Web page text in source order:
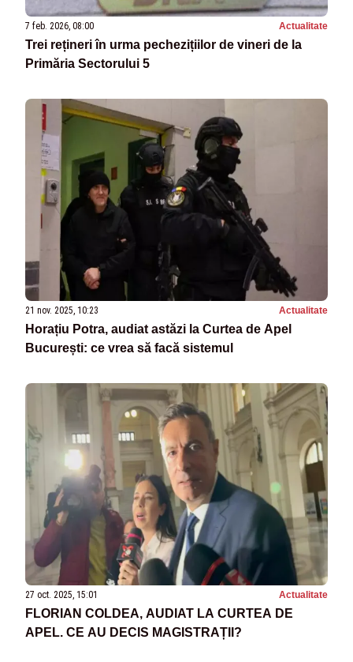
7 feb. 2026, 08:00 Actualitate
Trei rețineri în urma pechezițiilor de vineri de la
Primăria Sectorului 5
21 nov. 2025, 10:23 Actualitate
Horațiu Potra, audiat astăzi la Curtea de Apel
București: ce vrea să facă sistemul
27 oct. 2025, 15:01 Actualitate
FLORIAN COLDEA, AUDIAT LA CURTEA DE
APEL. CE AU DECIS MAGISTRAȚII?